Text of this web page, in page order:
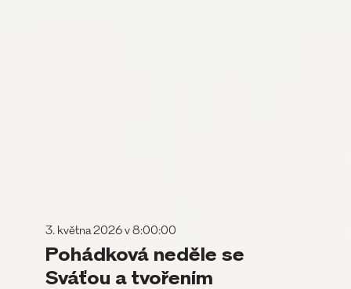
3. května 2026 v 8:00:00
Pohádková neděle se
Sváťou a tvořením